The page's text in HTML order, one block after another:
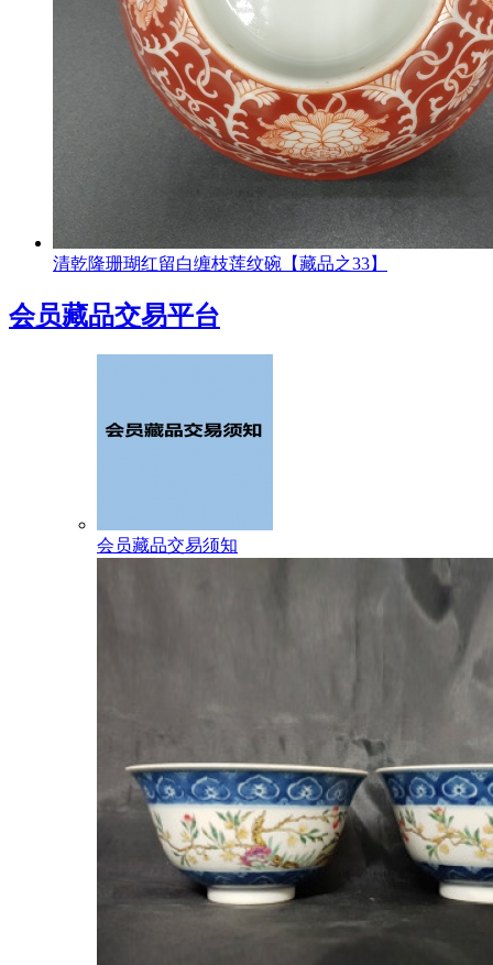
清乾隆珊瑚红留白缠枝莲纹碗【藏品之33】
会员藏品交易平台
会员藏品交易须知